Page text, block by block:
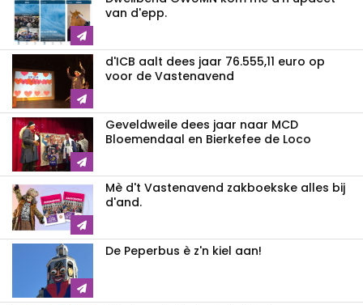
van d'epp.
d'ICB aalt dees jaar 76.555,11 euro op
voor de Vastenavend
Geveldweile dees jaar naar MCD
Bloemendaal en Bierkefee de Loco
Mè d't Vastenavend zakboekske alles bij
d'and.
De Peperbus è z'n kiel aan!